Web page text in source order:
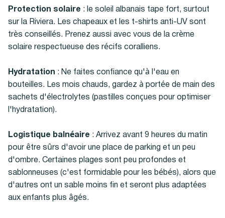
Protection solaire : le soleil albanais tape fort, surtout
sur la Riviera. Les chapeaux et les t-shirts anti-UV sont
très conseillés. Prenez aussi avec vous de la crème
solaire respectueuse des récifs coralliens.
Hydratation : Ne faites confiance qu'à l'eau en
bouteilles. Les mois chauds, gardez à portée de main des
sachets d'électrolytes (pastilles conçues pour optimiser
l'hydratation).
Logistique balnéaire : Arrivez avant 9 heures du matin
pour être sûrs d'avoir une place de parking et un peu
d'ombre. Certaines plages sont peu profondes et
sablonneuses (c'est formidable pour les bébés), alors que
d'autres ont un sable moins fin et seront plus adaptées
aux enfants plus âgés.